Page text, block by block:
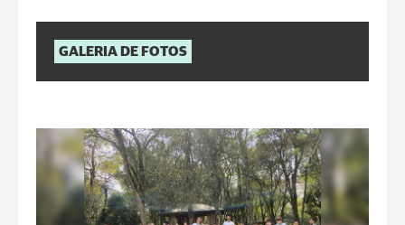
GALERIA DE FOTOS